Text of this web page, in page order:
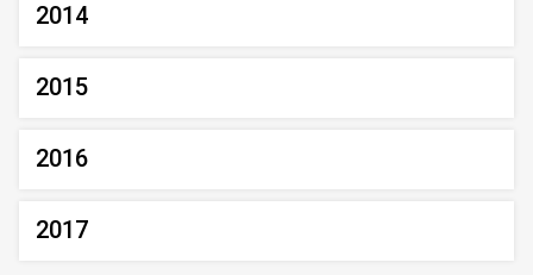
2014
2015
2016
2017